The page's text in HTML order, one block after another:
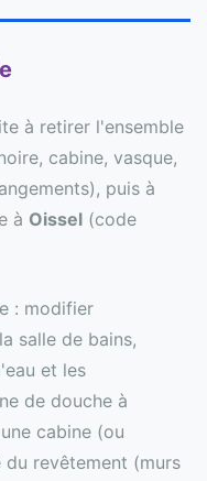
à retirer l'ensemble
cabine, vasque,
puis à
à Oissel (code
: modifier
salle de bains,
et les
de douche à
cabine (ou
revêtement (murs